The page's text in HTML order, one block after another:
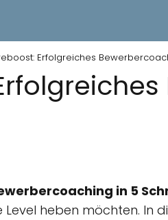
Erfolgreiches
in 5
heben möchten. In